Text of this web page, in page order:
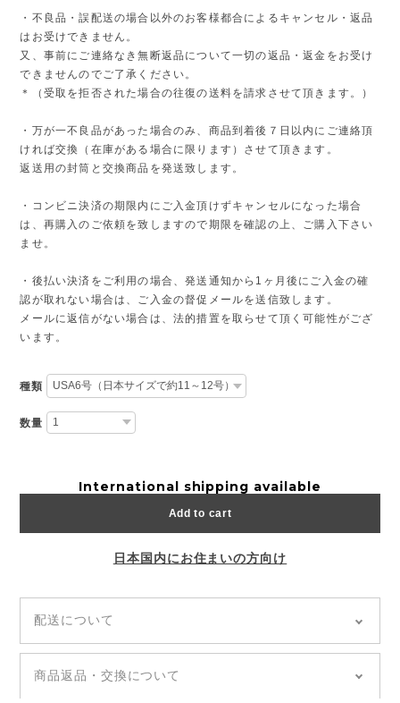
・不良品・誤配送の場合以外のお客様都合によるキャンセル・返品
はお受けできません。
又、事前にご連絡なき無断返品について一切の返品・返金をお受け
できませんのでご了承ください。
＊（受取を拒否された場合の往復の送料を請求させて頂きます。）
・万が一不良品があった場合のみ、商品到着後７日以内にご連絡頂
ければ交換（在庫がある場合に限ります）させて頂きます。
返送用の封筒と交換商品を発送致します。
・コンビニ決済の期限内にご入金頂けずキャンセルになった場合
は、再購入のご依頼を致しますので期限を確認の上、ご購入下さい
ませ。
・後払い決済をご利用の場合、発送通知から1ヶ月後にご入金の確
認が取れない場合は、ご入金の督促メールを送信致します。
メールに返信がない場合は、法的措置を取らせて頂く可能性がござ
います。
種類
数量
International shipping available
Add to cart
日本国内にお住まいの方向け
配送について
◆全国どこでも「送料無料」
◆追跡あり「郵便局クリックポスト」
商品返品・交換について